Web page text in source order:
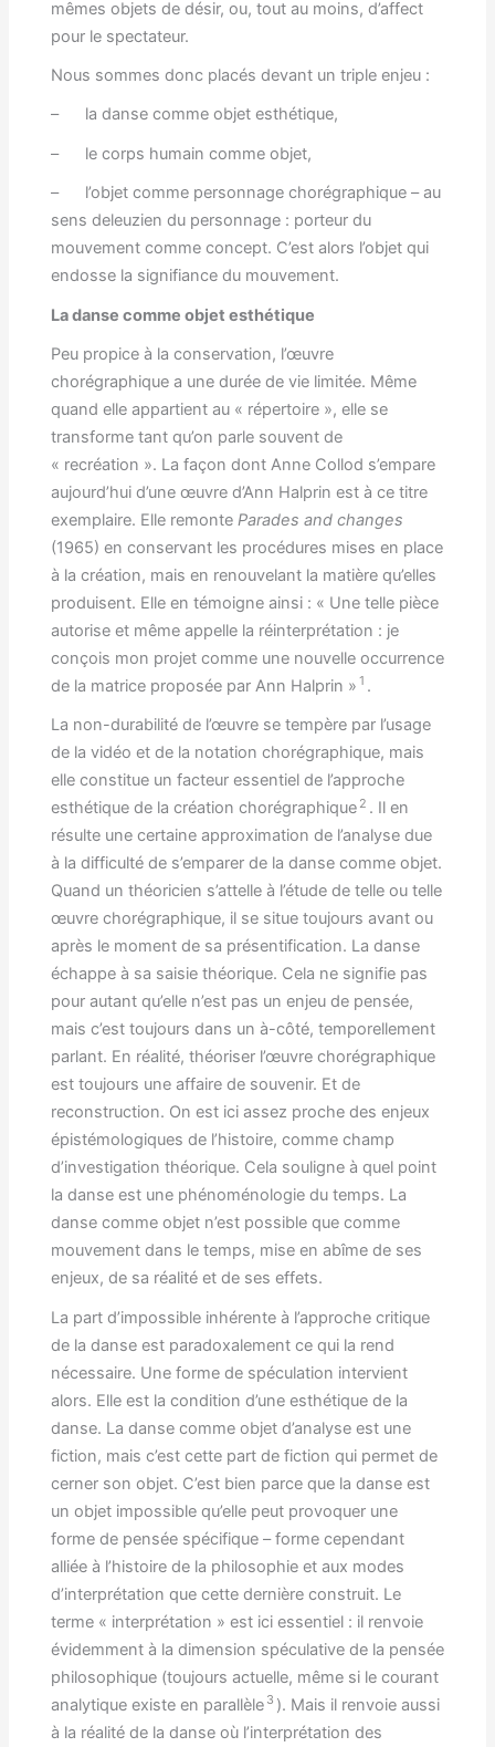
mêmes objets de désir, ou, tout au moins, d’affect
pour le spectateur.
Nous sommes donc placés devant un triple enjeu :
– la danse comme objet esthétique,
– le corps humain comme objet,
– l’objet comme personnage chorégraphique – au
sens deleuzien du personnage : porteur du
mouvement comme concept. C’est alors l’objet qui
endosse la signifiance du mouvement.
La danse comme objet esthétique
Peu propice à la conservation, l’œuvre
chorégraphique a une durée de vie limitée. Même
quand elle appartient au « répertoire », elle se
transforme tant qu’on parle souvent de
« recréation ». La façon dont Anne Collod s’empare
aujourd’hui d’une œuvre d’Ann Halprin est à ce titre
exemplaire. Elle remonte Parades and changes
(1965) en conservant les procédures mises en place
à la création, mais en renouvelant la matière qu’elles
produisent. Elle en témoigne ainsi : « Une telle pièce
autorise et même appelle la réinterprétation : je
conçois mon projet comme une nouvelle occurrence
de la matrice proposée par Ann Halprin » 1 .
La non-durabilité de l’œuvre se tempère par l’usage
de la vidéo et de la notation chorégraphique, mais
elle constitue un facteur essentiel de l’approche
esthétique de la création chorégraphique 2 . Il en
résulte une certaine approximation de l’analyse due
à la difficulté de s’emparer de la danse comme objet.
Quand un théoricien s’attelle à l’étude de telle ou telle
œuvre chorégraphique, il se situe toujours avant ou
après le moment de sa présentification. La danse
échappe à sa saisie théorique. Cela ne signifie pas
pour autant qu’elle n’est pas un enjeu de pensée,
mais c’est toujours dans un à-côté, temporellement
parlant. En réalité, théoriser l’œuvre chorégraphique
est toujours une affaire de souvenir. Et de
reconstruction. On est ici assez proche des enjeux
épistémologiques de l’histoire, comme champ
d’investigation théorique. Cela souligne à quel point
la danse est une phénoménologie du temps. La
danse comme objet n’est possible que comme
mouvement dans le temps, mise en abîme de ses
enjeux, de sa réalité et de ses effets.
La part d’impossible inhérente à l’approche critique
de la danse est paradoxalement ce qui la rend
nécessaire. Une forme de spéculation intervient
alors. Elle est la condition d’une esthétique de la
danse. La danse comme objet d’analyse est une
fiction, mais c’est cette part de fiction qui permet de
cerner son objet. C’est bien parce que la danse est
un objet impossible qu’elle peut provoquer une
forme de pensée spécifique – forme cependant
alliée à l’histoire de la philosophie et aux modes
d’interprétation que cette dernière construit. Le
terme « interprétation » est ici essentiel : il renvoie
évidemment à la dimension spéculative de la pensée
philosophique (toujours actuelle, même si le courant
analytique existe en parallèle 3 ). Mais il renvoie aussi
à la réalité de la danse où l’interprétation des